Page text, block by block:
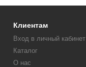
Клиентам
Вход в личный кабинет
Каталог
О нас